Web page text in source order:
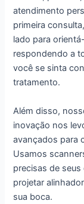
atendimento
primeira
lado para
respondendo a
você se sinta
tratamento.
Além disso,
inovação nos
avançados para
Usamos
precisas de
projetar
sua boca.